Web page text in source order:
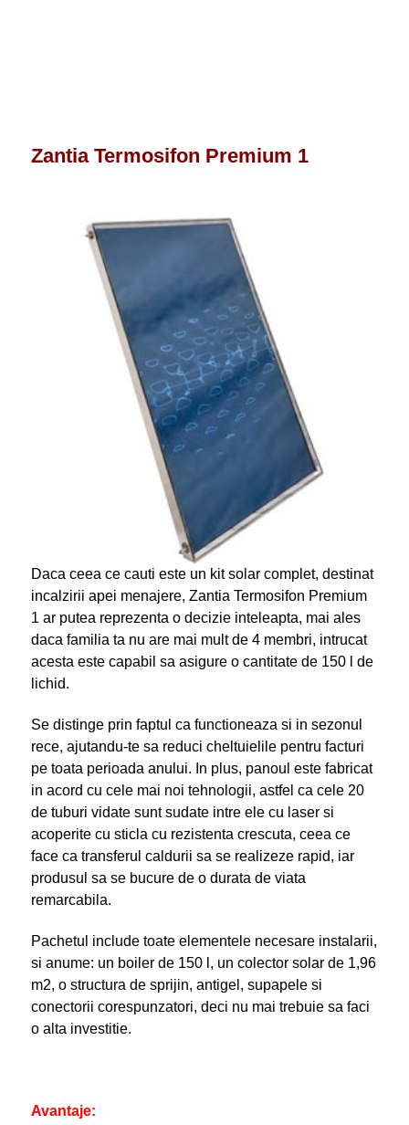
Zantia Termosifon Premium 1
Daca ceea ce cauti este un kit solar complet, destinat
incalzirii apei menajere, Zantia Termosifon Premium
1 ar putea reprezenta o decizie inteleapta, mai ales
daca familia ta nu are mai mult de 4 membri, intrucat
acesta este capabil sa asigure o cantitate de 150 l de
lichid.
Se distinge prin faptul ca functioneaza si in sezonul
rece, ajutandu-te sa reduci cheltuielile pentru facturi
pe toata perioada anului. In plus, panoul este fabricat
in acord cu cele mai noi tehnologii, astfel ca cele 20
de tuburi vidate sunt sudate intre ele cu laser si
acoperite cu sticla cu rezistenta crescuta, ceea ce
face ca transferul caldurii sa se realizeze rapid, iar
produsul sa se bucure de o durata de viata
remarcabila.
Pachetul include toate elementele necesare instalarii,
si anume: un boiler de 150 l, un colector solar de 1,96
m2, o structura de sprijin, antigel, supapele si
conectorii corespunzatori, deci nu mai trebuie sa faci
o alta investitie.
Avantaje: